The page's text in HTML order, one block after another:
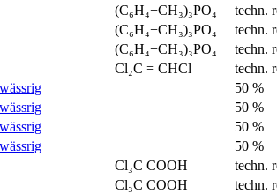
(C₆H₄−CH₃)₃PO₄
techn.
(C₆H₄−CH₃)₃PO₄
techn.
(C₆H₄−CH₃)₃PO₄
techn.
Cl₂C = CHCl
techn.
50 %
50 %
50 %
50 %
Cl₃C COOH
techn.
Cl₃C COOH
techn.